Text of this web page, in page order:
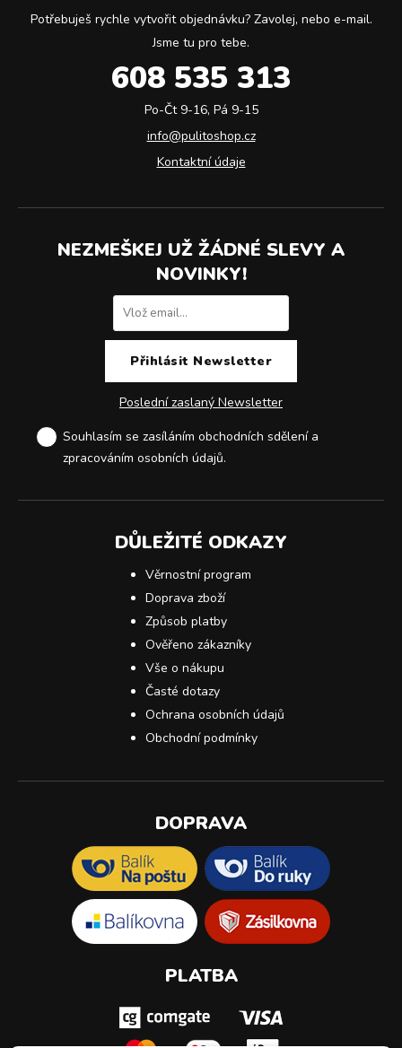
Potřebuješ rychle vytvořit objednávku? Zavolej, nebo e-mail.
Jsme tu pro tebe.
608 535 313
Po-Čt 9-16, Pá 9-15
info@pulitoshop.cz
Kontaktní údaje
NEZMEŠKEJ UŽ ŽÁDNÉ SLEVY A
NOVINKY!
Poslední zaslaný Newsletter
Souhlasím se zasíláním obchodních sdělení a
zpracováním osobních údajů.
DŮLEŽITÉ ODKAZY
Věrnostní program
Doprava zboží
Způsob platby
Ověřeno zákazníky
Vše o nákupu
Časté dotazy
Ochrana osobních údajů
Obchodní podmínky
DOPRAVA
PLATBA